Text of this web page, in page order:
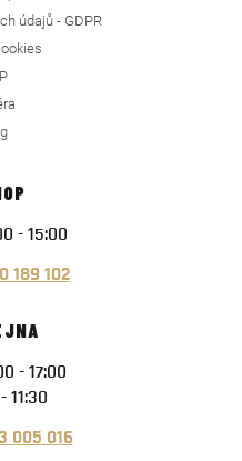
údajů - GDPR
- 15:00
189 102
- 17:00
11:30
005 016